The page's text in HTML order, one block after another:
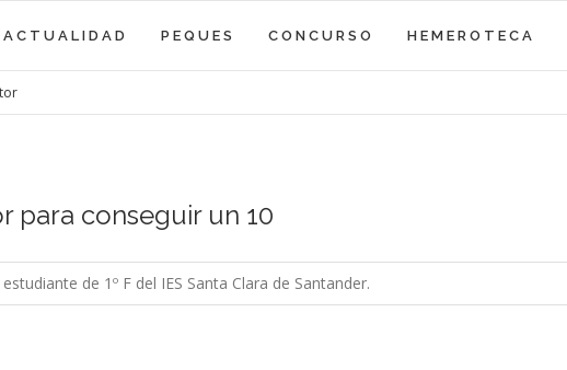
ACTUALIDAD PEQUES CONCURSO HEMEROTECA
para conseguir un 10
de 1º F del IES Santa Clara de Santander.